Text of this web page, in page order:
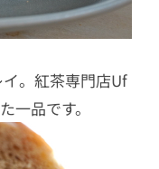
。紅茶専門店Uf
一品です。